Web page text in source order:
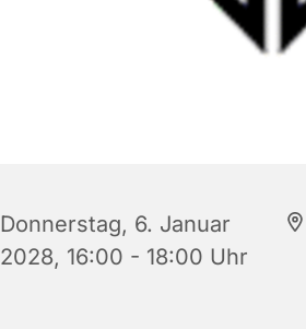
Donnerstag, 6. Januar
2028, 16:00 - 18:00 Uhr